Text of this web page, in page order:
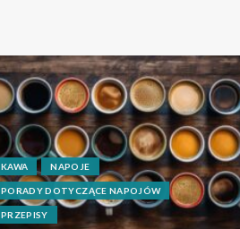
KAWA NAPOJE
PORADY DOTYCZĄCE NAPOJÓW
PRZEPISY